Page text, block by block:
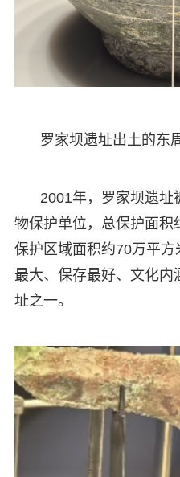
罗家坝遗址出土的东
2001年，罗家坝遗址
物保护单位，总保护面积
保护区域面积约70万平
最大、保存最好、文化内
址之一。